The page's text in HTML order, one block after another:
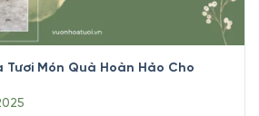
Tươi Món Quà Hoàn Hảo Cho